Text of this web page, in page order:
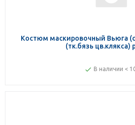
Костюм маскировочный Вьюга
(тк.бязь цв.клякса)
В наличии <